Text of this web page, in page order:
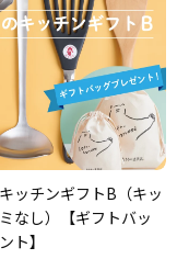
ッチンギフトB（キッ
なし）【ギフトバッ
ト】